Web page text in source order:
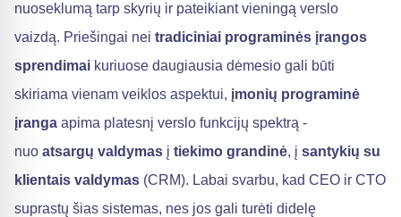
nuoseklumą tarp skyrių ir pateikiant vieningą verslo
vaizdą. Priešingai nei tradiciniai programinės įrangos
sprendimai kuriuose daugiausia dėmesio gali būti
skiriama vienam veiklos aspektui, įmonių programinė
įranga apima platesnį verslo funkcijų spektrą -
nuo atsargų valdymas į tiekimo grandinė, į santykių su
klientais valdymas (CRM). Labai svarbu, kad CEO ir CTO
suprastų šias sistemas, nes jos gali turėti didelę